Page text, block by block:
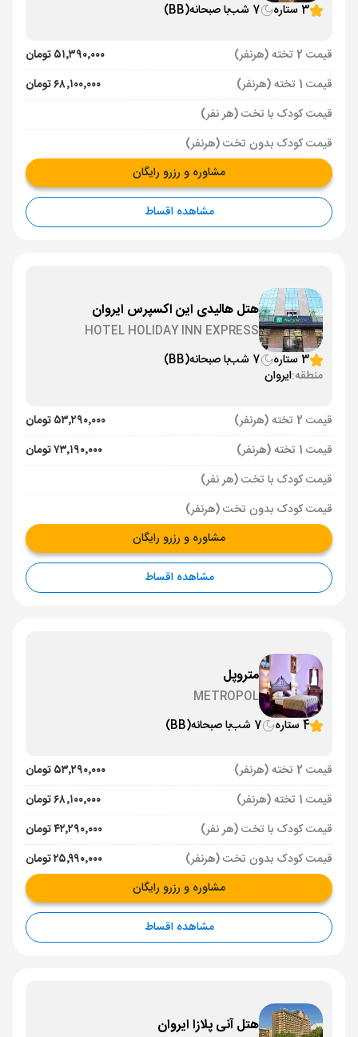
3 ستاره
7 شب با صبحانه(BB)
قیمت 2 تخته (هرنفر)
۵۱٬۳۹۰٬۰۰۰ تومان
قیمت 1 تخته (هرنفر)
۶۸٬۱۰۰٬۰۰۰ تومان
قیمت کودک با تخت (هر نفر)
قیمت کودک بدون تخت (هرنفر)
مشاوره و رزرو رایگان
مشاهده اقساط
هتل هالیدی این اکسپرس ایروان
HOTEL HOLIDAY INN EXPRESS
3 ستاره
7 شب با صبحانه(BB)
منطقه:ایروان
قیمت 2 تخته (هرنفر)
۵۳٬۲۹۰٬۰۰۰ تومان
قیمت 1 تخته (هرنفر)
۷۳٬۱۹۰٬۰۰۰ تومان
قیمت کودک با تخت (هر نفر)
قیمت کودک بدون تخت (هرنفر)
مشاوره و رزرو رایگان
مشاهده اقساط
متروپل
METROPOL
4 ستاره
7 شب با صبحانه(BB)
قیمت 2 تخته (هرنفر)
۵۳٬۲۹۰٬۰۰۰ تومان
قیمت 1 تخته (هرنفر)
۶۸٬۱۰۰٬۰۰۰ تومان
قیمت کودک با تخت (هر نفر)
۴۲٬۲۹۰٬۰۰۰ تومان
قیمت کودک بدون تخت (هرنفر)
۲۵٬۹۹۰٬۰۰۰ تومان
مشاوره و رزرو رایگان
مشاهده اقساط
هتل آنی پلازا ایروان